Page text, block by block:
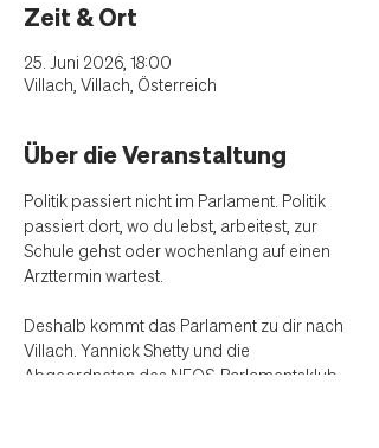
Zeit & Ort
25. Juni 2026, 18:00
Villach, Villach, Österreich
Über die Veranstaltung
Politik passiert nicht im Parlament. Politik
passiert dort, wo du lebst, arbeitest, zur
Schule gehst oder wochenlang auf einen
Arzttermin wartest.
Deshalb kommt das Parlament zu dir nach
Villach. Yannick Shetty und die
Abgeordneten des NEOS-Parlamentsklub